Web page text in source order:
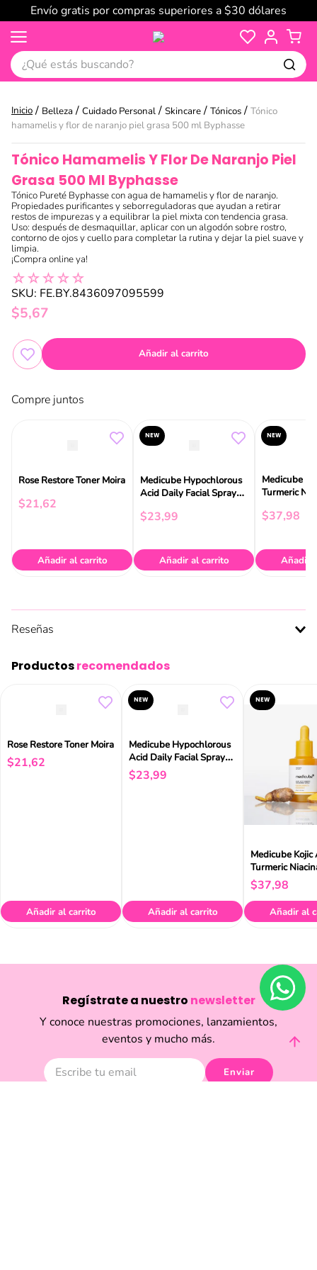
Envío gratis por compras superiores a $30 dólares
¿Qué estás buscando?
Belleza Cuidado Personal Skincare Tónicos
Tónico
hamamelis y flor de naranjo piel grasa 500 ml Byphasse
Tónico Hamamelis Y Flor De Naranjo Piel
Grasa 500 Ml Byphasse
Tónico Pureté Byphasse con agua de hamamelis y flor de naranjo.
Propiedades purificantes y seborreguladoras que ayudan a retirar
restos de impurezas y a equilibrar la piel mixta con tendencia grasa.
Uso: después de desmaquillar, aplicar con un algodón sobre rostro,
contorno de ojos y cuello para completar la rutina y dejar la piel suave y
limpia.
¡Compra online ya!
☆☆☆☆☆
SKU: FE.BY.8436097095599
$5,67
Añadir al carrito
Compre juntos
Rose Restore Toner Moira
$21,62
Añadir al carrito
NEW
Medicube Hypochlorous
Acid Daily Facial Spray
$23,99
Añadir al carrito
NEW
Medicube
Turmeric
$37,98
Añadir
Reseñas
Productosrecomendados
Rose Restore Toner Moira
$21,62
Añadir al carrito
NEW
Medicube Hypochlorous
Acid Daily Facial Spray
50ml
$23,99
Añadir al carrito
NEW
Medicube Kojic
Turmeric
Serum 30m
$37,98
Añadir al
Regístrate a nuestro newsletter
Y conoce nuestras promociones, lanzamientos,
eventos y mucho más.
Enviar